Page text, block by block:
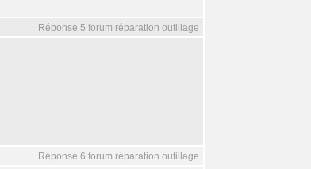
Réponse 5 forum réparation outillage
Réponse 6 forum réparation outillage